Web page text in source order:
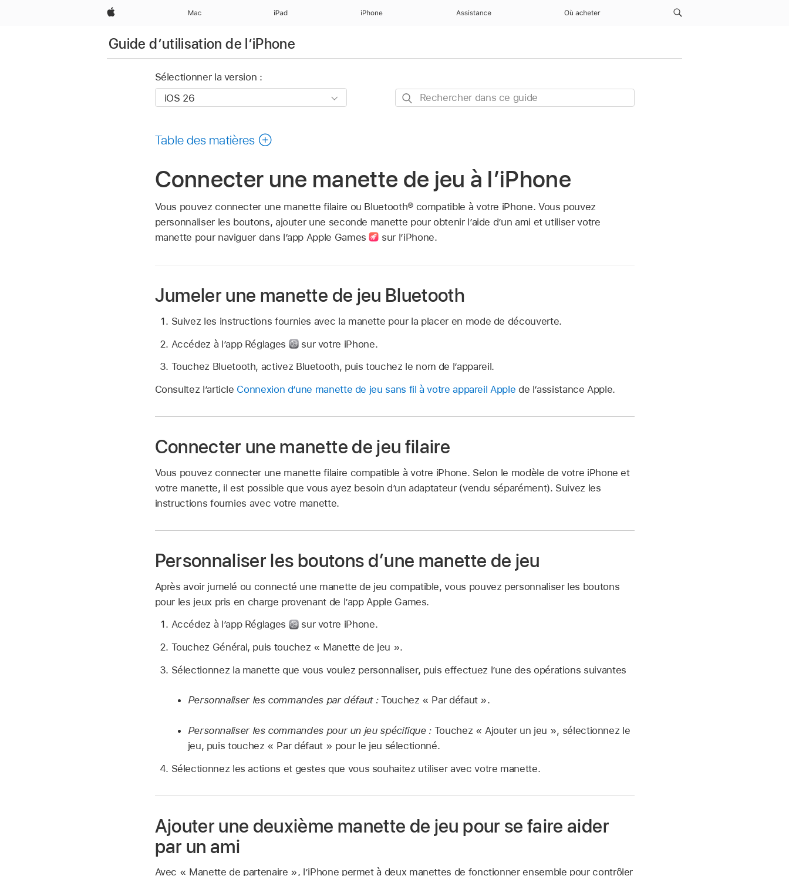
Apple Mac iPad iPhone Assistance Où acheter
Guide d’utilisation de l’iPhone
Sélectionner la version :
Rechercher
Table des matières
Connecter une manette de jeu à l’iPhone
Vous pouvez connecter une manette filaire ou Bluetooth® compatible à votre iPhone. Vous pouvez
personnaliser les boutons, ajouter une seconde manette pour obtenir l’aide d’un ami et utiliser votre
manette pour naviguer dans l’app Apple Games
sur l’iPhone.
Jumeler une manette de jeu Bluetooth
Suivez les instructions fournies avec la manette pour la placer en mode de découverte.
Accédez à l’app Réglages
sur votre iPhone.
Touchez Bluetooth, activez Bluetooth, puis touchez le nom de l’appareil.
Consultez l’article Connexion d’une manette de jeu sans fil à votre appareil Apple de l’assistance Apple.
Connecter une manette de jeu filaire
Vous pouvez connecter une manette filaire compatible à votre iPhone. Selon le modèle de votre iPhone et
votre manette, il est possible que vous ayez besoin d’un adaptateur (vendu séparément). Suivez les
instructions fournies avec votre manette.
Personnaliser les boutons d’une manette de jeu
Après avoir jumelé ou connecté une manette de jeu compatible, vous pouvez personnaliser les boutons
pour les jeux pris en charge provenant de l’app Apple Games.
Accédez à l’app Réglages
sur votre iPhone.
Touchez Général, puis touchez « Manette de jeu ».
Sélectionnez la manette que vous voulez personnaliser, puis effectuez l’une des opérations suivantes
Personnaliser les commandes par défaut :Touchez « Par défaut ».
Personnaliser les commandes pour un jeu spécifique : Touchez « Ajouter un jeu », sélectionnez le
jeu, puis touchez « Par défaut » pour le jeu sélectionné.
Sélectionnez les actions et gestes que vous souhaitez utiliser avec votre manette.
Ajouter une deuxième manette de jeu pour se faire aider
par un ami
Avec « Manette de partenaire », l’iPhone permet à deux manettes de fonctionner ensemble pour contrôler